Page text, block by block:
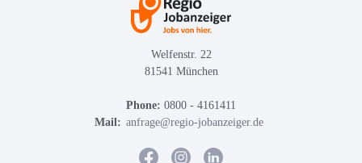
Welfenstr. 22
81541 München
Phone: 0800 - 4161411
Mail: anfrage@regio-jobanzeiger.de